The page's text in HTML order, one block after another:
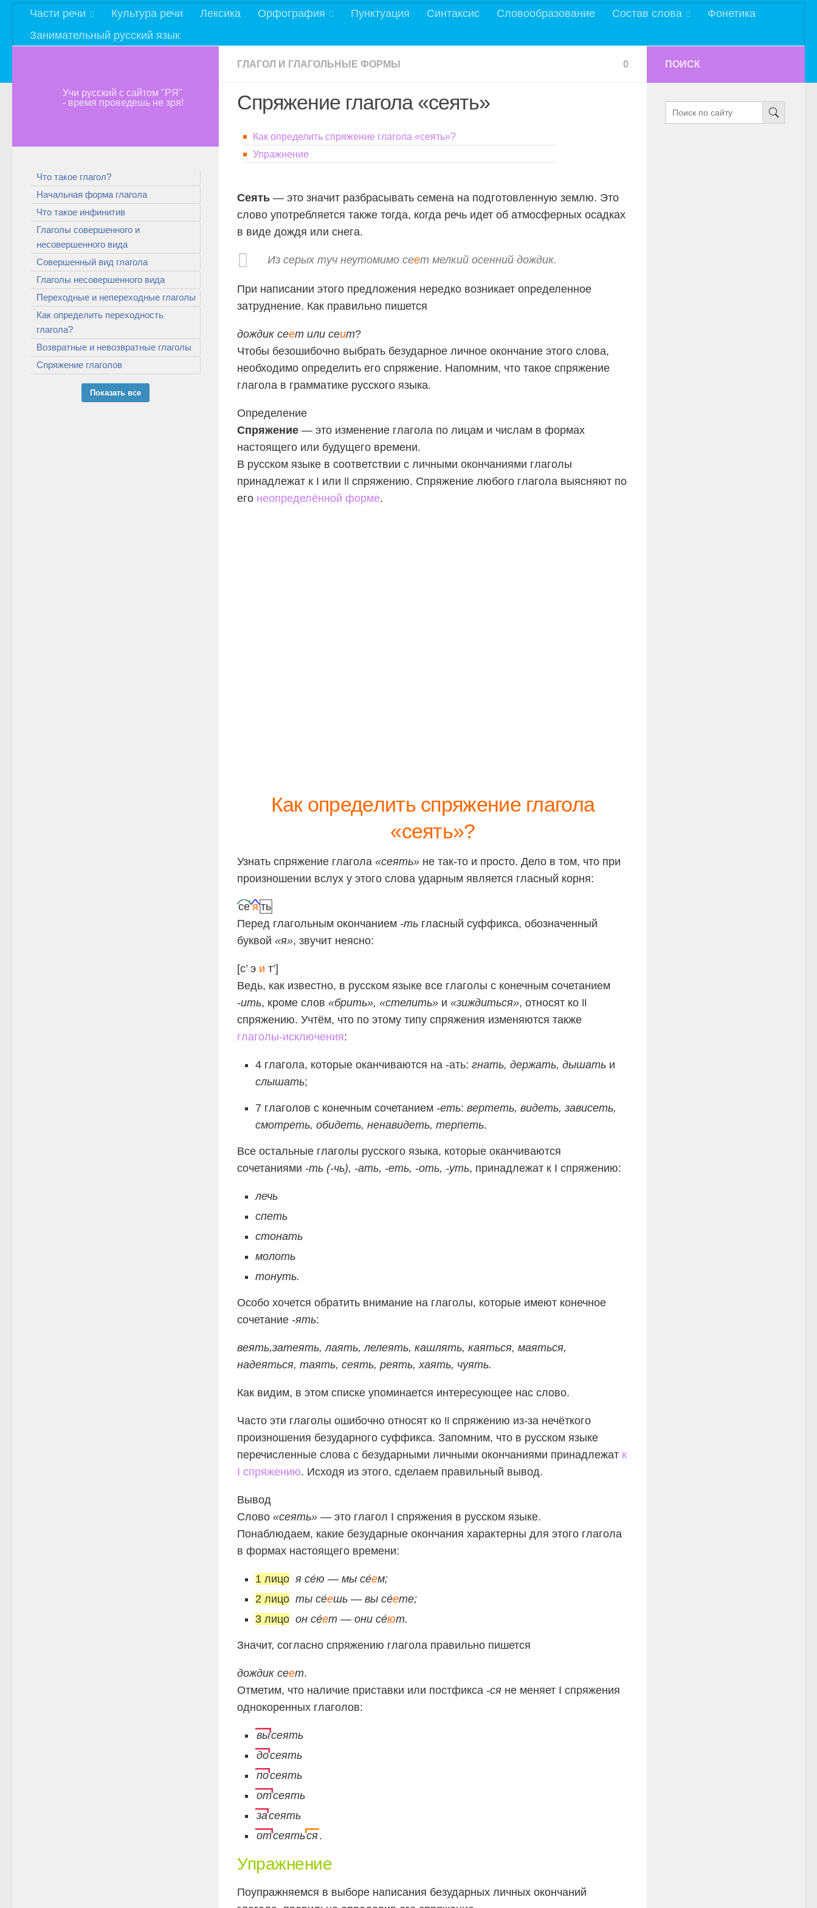
Части речи Культура речи Лексика Орфография Пунктуация Синтаксис Словообразование Состав слова
Фонетика
Занимательный русский язык
ГЛАГОЛ И ГЛАГОЛЬНЫЕ ФОРМЫ 0
Спряжение глагола «сеять»
Как определить спряжение глагола «сеять»?
Упражнение
Сеять — это значит разбрасывать семена на подготовленную землю. Это
слово употребляется также тогда, когда речь идет об атмосферных осадках
в виде дождя или снега.
Из серых туч неутомимо сеет мелкий осенний дождик.
При написании этого предложения нередко возникает определенное
затруднение. Как правильно пишется
дождик сеет или сеит?
Чтобы безошибочно выбрать безударное личное окончание этого слова,
необходимо определить его спряжение. Напомним, что такое спряжение
глагола в грамматике русского языка.
Определение
Спряжение — это изменение глагола по лицам и числам в формах
настоящего или будущего времени.
В русском языке в соответствии с личными окончаниями глаголы
принадлежат к I или II спряжению. Спряжение любого глагола выясняют по
его неопределённой форме.
Как определить спряжение глагола
«сеять»?
Узнать спряжение глагола «сеять» не так-то и просто. Дело в том, что при
произношении вслух у этого слова ударным является гласный корня:
се я ть
Перед глагольным окончанием -ть гласный суффикса, обозначенный
буквой «я», звучит неясно:
[с’ э и т’]
Ведь, как известно, в русском языке все глаголы с конечным сочетанием
-ить, кроме слов «брить», «стелить» и «зиждиться», относят ко II
спряжению. Учтём, что по этому типу спряжения изменяются также
глаголы-исключения:
4 глагола, которые оканчиваются на -ать: гнать, держать, дышать и
слышать;
7 глаголов с конечным сочетанием -еть: вертеть, видеть, зависеть,
смотреть, обидеть, ненавидеть, терпеть.
Все остальные глаголы русского языка, которые оканчиваются
сочетаниями -ть (-чь), -ать, -еть, -оть, -уть, принадлежат к I спряжению:
лечь
спеть
стонать
молоть
тонуть.
Особо хочется обратить внимание на глаголы, которые имеют конечное
сочетание -ять:
веять,затеять, лаять, лелеять, кашлять, каяться, маяться,
надеяться, таять, сеять, реять, хаять, чуять.
Как видим, в этом списке упоминается интересующее нас слово.
Часто эти глаголы ошибочно относят ко II спряжению из-за нечёткого
произношения безударного суффикса. Запомним, что в русском языке
перечисленные слова с безударными личными окончаниями принадлежат к
I спряжению. Исходя из этого, сделаем правильный вывод.
Вывод
Слово «сеять» — это глагол I спряжения в русском языке.
Понаблюдаем, какие безударные окончания характерны для этого глагола
в формах настоящего времени:
1 лицо я се́ю — мы се́ем;
2 лицо ты се́ешь — вы се́ете;
3 лицо он се́ет — они се́ют.
Значит, согласно спряжению глагола правильно пишется
дождик сеет.
Отметим, что наличие приставки или постфикса -ся не меняет I спряжения
однокоренных глаголов:
высеять
досеять
посеять
отсеять
засеять
отсеяться.
Упражнение
Поупражняемся в выборе написания безударных личных окончаний
Учи русский с сайтом "РЯ"
- время проведешь не зря!
Что такое глагол?
Начальная форма глагола
Что такое инфинитив
Глаголы совершенного и
несовершенного вида
Совершенный вид глагола
Глаголы несовершенного вида
Переходные и непереходные глаголы
Как определить переходность
глагола?
Возвратные и невозвратные глаголы
Спряжение глаголов
Показать все
ПОИСК